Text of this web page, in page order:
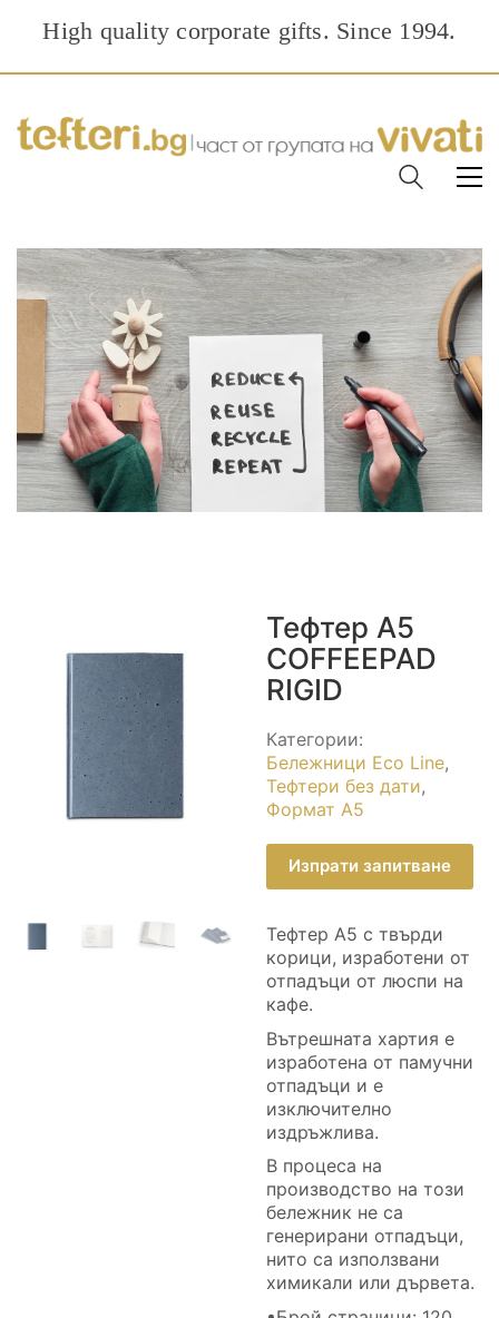
High quality corporate gifts. Since 1994.
Тефтер A5
COFFEEPAD
RIGID
Категории:
Бележници Eco Line,
Тефтери без дати,
Формат А5
Изпрати запитване
Тефтер A5 с твърди
корици, изработени от
отпадъци от люспи на
кафе.
Вътрешната хартия е
изработена от памучни
отпадъци и е
изключително
издръжлива.
В процеса на
производство на този
бележник не са
генерирани отпадъци,
нито са използвани
химикали или дървета.